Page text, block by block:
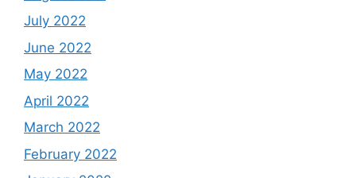
July 2022
June 2022
May 2022
April 2022
March 2022
February 2022